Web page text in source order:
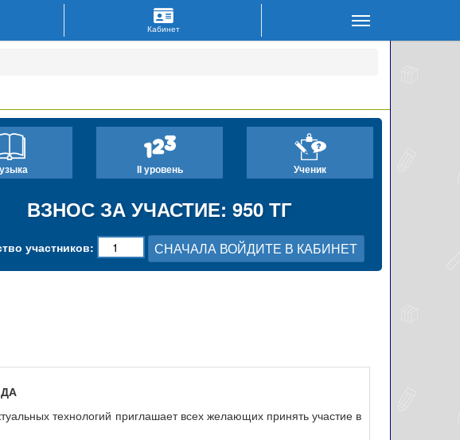
II уровень Ученик
ВЗНОС ЗА УЧАСТИЕ: 950 ТГ
участников: СНАЧАЛА ВОЙДИТЕ В КАБИНЕТ
технологий приглашает всех желающих принять участие в